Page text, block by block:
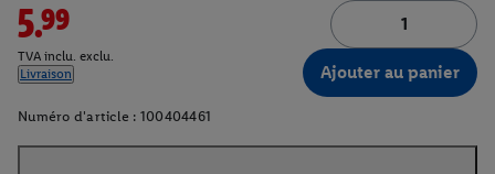
5.99
TVA inclu. exclu.
Livraison
Ajouter au panier
Numéro d'article : 100404461